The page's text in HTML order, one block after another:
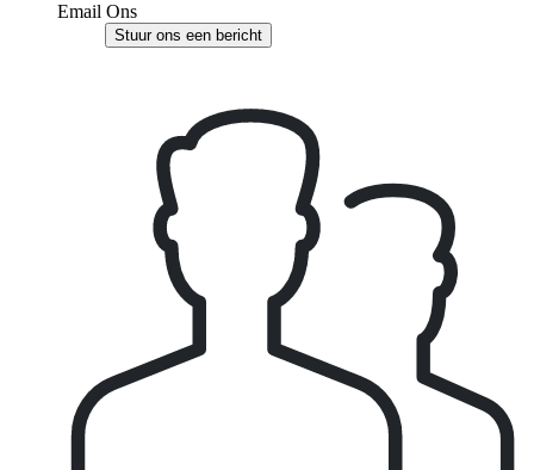
Email Ons
Stuur ons een bericht